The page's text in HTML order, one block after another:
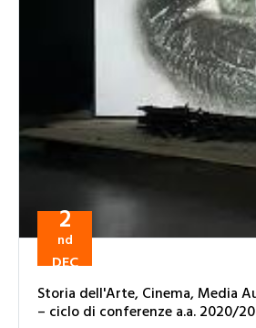
2
nd
DEC
Storia dell'Arte, Cinema, Media
– ciclo di conferenze a.a. 2020/